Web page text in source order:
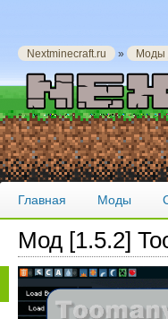
Nextminecraft.ru » Моды
Главная Моды
Мод [1.5.2]